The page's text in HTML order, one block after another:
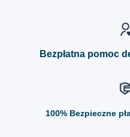
Bezpłatna pomoc
100% Bezpieczne